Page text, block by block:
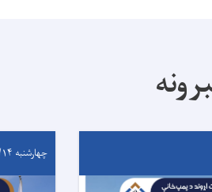
چهارشنبه ۱۴۰۵/۵/۱۴ - ۱۵:۵۴